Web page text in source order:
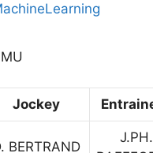
Jockey
BERTRAND
J.PH.